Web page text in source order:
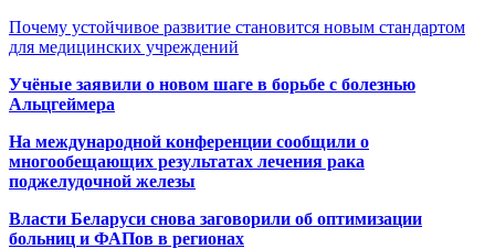
Почему устойчивое развитие становится новым стандартом
для медицинских учреждений
Учёные заявили о новом шаге в борьбе с болезнью
Альцгеймера
На международной конференции сообщили о
многообещающих результатах лечения рака
поджелудочной железы
Власти Беларуси снова заговорили об оптимизации
больниц и ФАПов в регионах